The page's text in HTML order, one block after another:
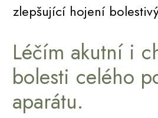
zlepšující hojení
Léčím akutní i
bolesti celého
aparátu.